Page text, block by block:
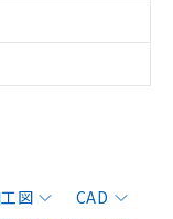
図
CAD